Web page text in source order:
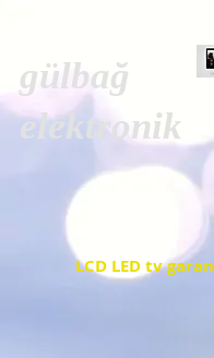
gülbağ
elektronik
LCD LED tv